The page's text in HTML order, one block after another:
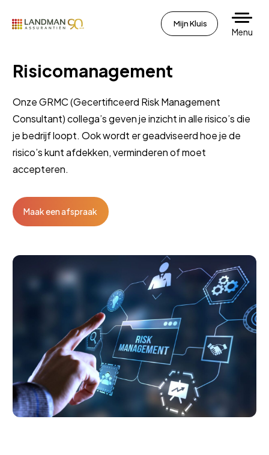
Mijn Kluis
Menu
Risicomanagement
Onze GRMC (Gecertificeerd Risk Management
Consultant) collega’s geven je inzicht in alle risico’s die
je bedrijf loopt. Ook wordt er geadviseerd hoe je de
risico’s kunt afdekken, verminderen of moet
accepteren.
Maak een afspraak